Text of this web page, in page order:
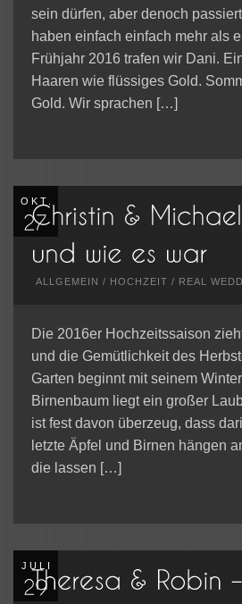
sein dürfen, aber denoch
haben einfach einfach mehr als
Frühjahr 2016 trafen wir Dani.
Haaren wie flüssiges Gold.
Gold. Wir sprachen […]
OKT.
ALLGEMEIN / HOCHZEIT / REAL
Die 2016er Hochzeitssaison
und die Gemütlichkeit des
Garten beginnt mit seinem
Birnenbaum liegt ein großer
ist fest davon überzeug, dass
letzte Äpfel und Birnen hängen
die lassen […]
JULI